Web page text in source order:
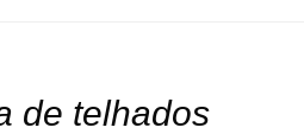
de telhados